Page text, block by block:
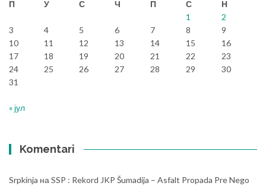
П
У С Ч П С
Н
1
2
3
4 5 6 7 8
9
10
11 12 13 14 15
16
17
18 19 20 21 22
23
24
25 26 27 28 29
30
31
« јул
Komentari
Srpkinja наSSP : Rekord JKP Šumadija – Asfalt Propada Pre Nego